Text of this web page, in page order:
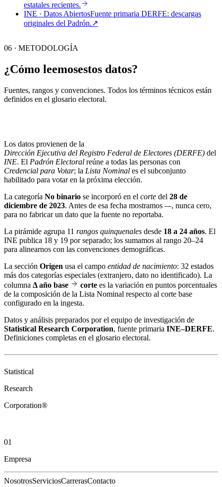
estatales recientes.
INE · Datos AbiertosFuente primaria DERFE: descargas
originales del Padrón.↗︎
06 · METODOLOGÍA
¿Cómo leemosestos datos?
Fuentes, rangos y convenciones. Todos los términos técnicos están
definidos en el glosario electoral.
Los datos provienen de la
Dirección Ejecutiva del Registro Federal de Electores (DERFE) del
INE. El Padrón Electoral reúne a todas las personas con
Credencial para Votar; la Lista Nominal es el subconjunto
habilitado para votar en la próxima elección.
La categoría No binario se incorporó en el corte del 28 de
diciembre de 2023. Antes de esa fecha mostramos —, nunca cero,
para no fabricar un dato que la fuente no reportaba.
La pirámide agrupa 11 rangos quinquenales desde 18 a 24 años. El
INE publica 18 y 19 por separado; los sumamos al rango 20–24
para alinearnos con las convenciones demográficas.
La sección Origen usa el campo entidad de nacimiento: 32 estados
más dos categorías especiales (extranjero, dato no identificado). La
columna Δ año base corte es la variación en puntos porcentuales
de la composición de la Lista Nominal respecto al corte base
configurado en la ingesta.
Datos y análisis preparados por el equipo de investigación de
Statistical Research Corporation, fuente primaria INE–DERFE.
Definiciones completas en el glosario electoral.
Statistical
Research
Corporation®
01
Empresa
NosotrosServiciosCarrerasContacto